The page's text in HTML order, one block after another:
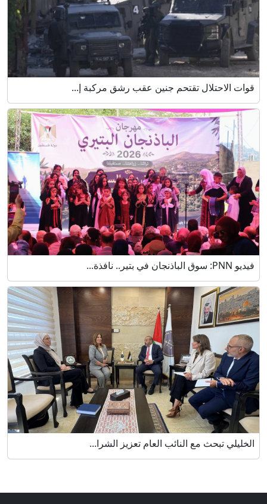
قوات الاحتلال تقتحم جنين عقب رشق مركبة إ...
فيديو PNN: سوق الباذنجان في بتير.. نافذة...
الخليلي تبحث مع النائب العام تعزيز الشرا...